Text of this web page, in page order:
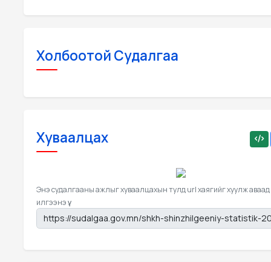
Холбоотой Судалгаа
Хуваалцах
Энэ судалгааны ажлыг хуваалцахын тулд url хаягийг хуулж аваад
илгээнэ үү.